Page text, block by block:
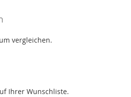
vergleichen.
Ihrer Wunschliste.